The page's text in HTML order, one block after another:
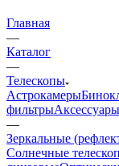
Главная
—
Каталог
—
Телескопы
Астрокамеры
фильтрыАксессуары
—
Зеркальные
Солнечные